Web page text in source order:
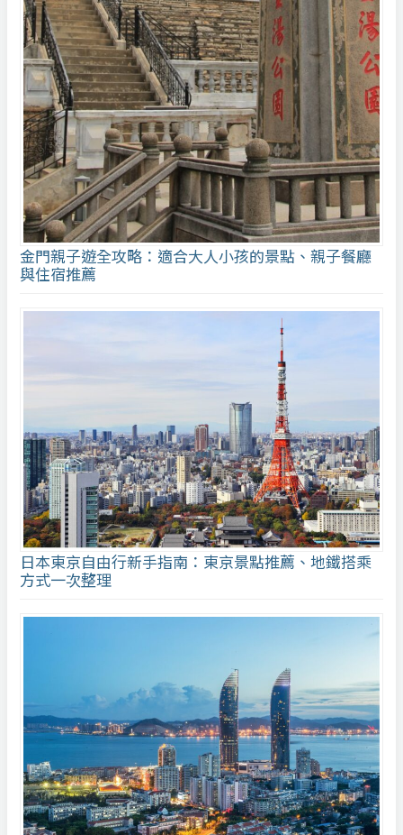
金門親子遊全攻略：適合大人小孩的景點、親子餐廳
與住宿推薦
日本東京自由行新手指南：東京景點推薦、地鐵搭乘
方式一次整理